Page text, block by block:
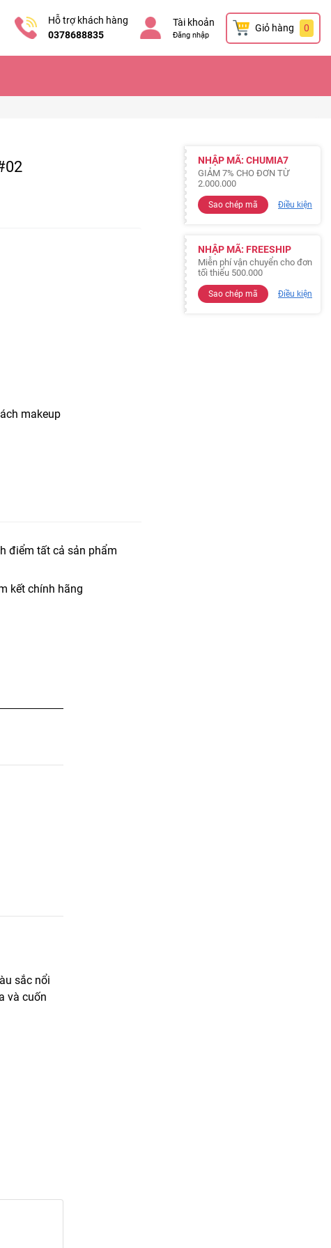
Hỗ trợ khách hàng
0378688835
Tài khoản
Đăng nhập
Giỏ hàng 0
makeup
điểm tất cả sản phẩm
kết chính hãng
NHẬP MÃ: CHUMIA7
GIẢM 7% CHO ĐƠN TỪ
2.000.000
Sao chép mã Điều kiện
NHẬP MÃ: FREESHIP
Miễn phí vận chuyển cho đơn
tối thiểu 500.000
Sao chép mã Điều kiện
sắc nổi
và cuốn